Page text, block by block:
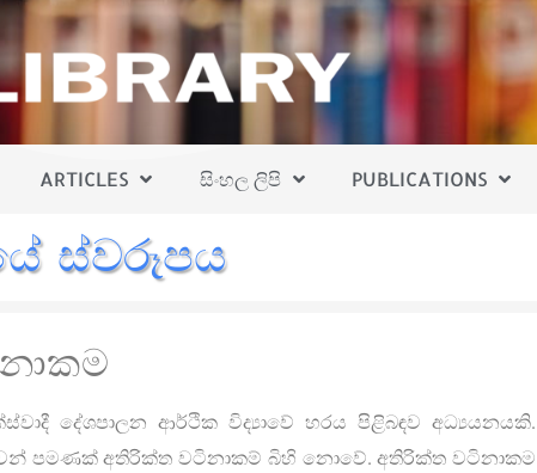
ARTICLES සිංහල ලිපි PUBLICATIONS
ස්වරූපය
දේශපාලන ආර්ථික විද්‍යාවේ හරය පිළිබඳව අධ්‍යයනයකි.
පමණක් අතිරික්ත වටිනාකම් බිහි නොවේ. අතිරික්ත වටිනාකම